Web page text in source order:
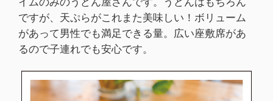
ですが、天ぷらがこれまた美味しい！ボリューム
があって男性でも満足できる量。広い座敷席があ
るので子連れでも安心です。